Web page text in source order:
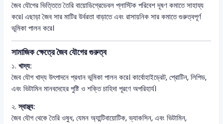
জৈব যৌগের ভিত্তিতে তৈরি বায়োডিগ্রেডেবল প্লাস্টিক পরিবেশ দূষণ কমাতে সাহায্য
করে। এছাড়া জৈব সার মাটির উর্বরতা বাড়াতে এবং রাসায়নিক সার কমাতে গুরুত্বপূর্ণ
ভূমিকা পালন করে।
সামাজিক ক্ষেত্রে জৈব যৌগের গুরুত্ব
১.খাদ্য:
জৈব যৌগ খাদ্য উৎপাদনে প্রধান ভূমিকা পালন করে। কার্বোহাইড্রেট, প্রোটিন, লিপিড,
এবং ভিটামিন মানবদেহের পুষ্টি ও শক্তি চাহিদা পূরণে অপরিহার্য।
২.স্বাস্থ্য:
জৈব যৌগ থেকে তৈরি ওষুধ, যেমন অ্যান্টিবায়োটিক, ভ্যাকসিন, এবং ভিটামিন,